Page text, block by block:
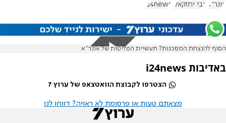
אונר"א צבי יחזקאלי i24news
הסוף להנצחת המסכנות? תעשיית הפליטות של אונר״א
באדיבות i24news
הצטרפו לקבוצת הוואטצאפ של ערוץ 7
מצאתם טעות או פרסומת לא ראויה? דווחו לנו